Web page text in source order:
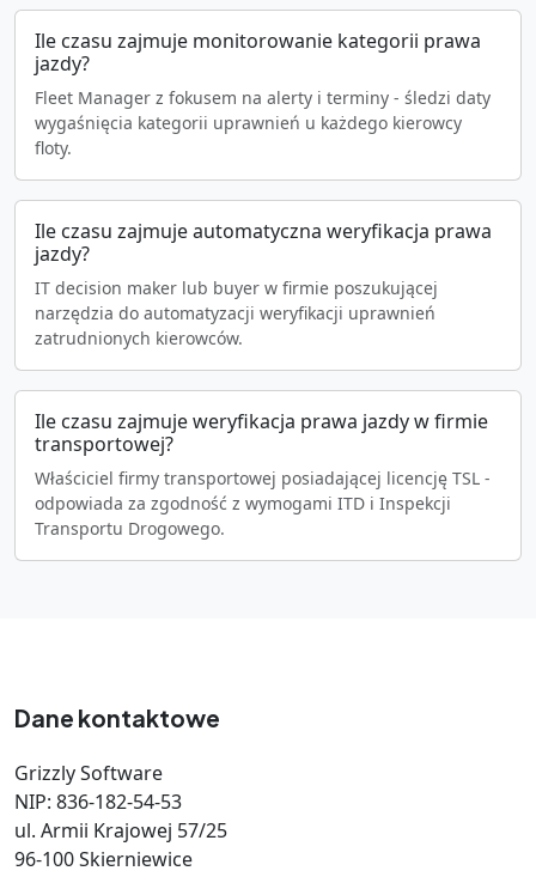
Ile czasu zajmuje monitorowanie kategorii prawa
jazdy?
Fleet Manager z fokusem na alerty i terminy - śledzi daty
wygaśnięcia kategorii uprawnień u każdego kierowcy
floty.
Ile czasu zajmuje automatyczna weryfikacja prawa
jazdy?
IT decision maker lub buyer w firmie poszukującej
narzędzia do automatyzacji weryfikacji uprawnień
zatrudnionych kierowców.
Ile czasu zajmuje weryfikacja prawa jazdy w firmie
transportowej?
Właściciel firmy transportowej posiadającej licencję TSL -
odpowiada za zgodność z wymogami ITD i Inspekcji
Transportu Drogowego.
Dane kontaktowe
Grizzly Software
NIP: 836-182-54-53
ul. Armii Krajowej 57/25
96-100 Skierniewice